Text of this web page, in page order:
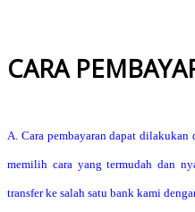
CARA
A. Cara pembayaran dapat dilakukan
memilih cara yang termudah dan
transfer ke salah satu bank kami